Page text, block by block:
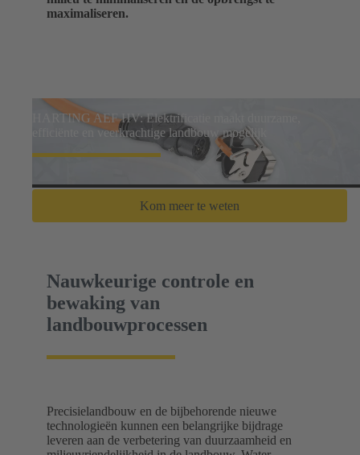
maximaliseren.
HARTING AEF HV: Elektrificatie maakt duurzame,
efficiënte en veerkrachtige landbouw mogelijk
Kom meer te weten
Nauwkeurige controle en
bewaking van
landbouwprocessen
Precisielandbouw en de bijbehorende nieuwe
technologieën kunnen een belangrijke bijdrage
leveren aan de verbetering van duurzaamheid en